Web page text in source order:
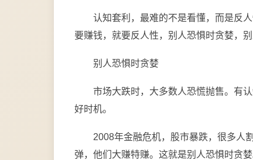
认知套利，最难的不是看懂，而是反
要赚钱，就要反人性，别人恐惧时贪婪，别
别人恐惧时贪婪
市场大跌时，大多数人恐慌抛售。有
好时机。
2008年金融危机，股市暴跌，很多人
弹，他们大赚特赚。这就是别人恐惧时贪婪